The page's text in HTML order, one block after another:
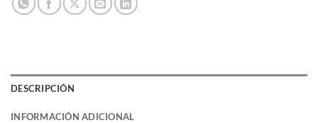
DESCRIPCIÓN
INFORMACIÓN ADICIONAL